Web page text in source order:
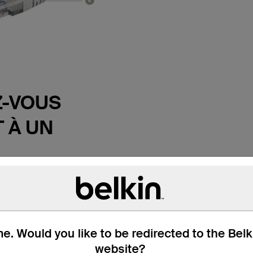
Would you like to be redirected to the
website?
VOUS
À UN
de transmissions
Belkin de
Ce câble de
de connecter un
à une prise
ou un autre